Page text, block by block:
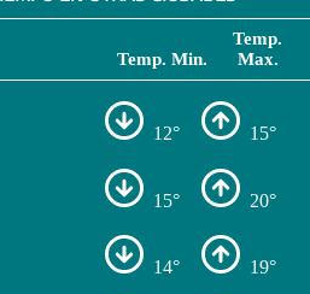
Temp. Min.
Temp.
Max.
12° 15°
15° 20°
14° 19°